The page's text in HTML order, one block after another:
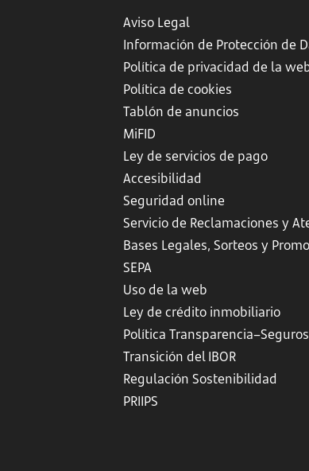
Aviso Legal
Información de Protección de
Política de privacidad de la
Política de cookies
Tablón de anuncios
MiFID
Ley de servicios de pago
Accesibilidad
Seguridad online
Servicio de Reclamaciones y
Bases Legales, Sorteos y
SEPA
Uso de la web
Ley de crédito inmobiliario
Política Transparencia–Seguros
Transición del IBOR
Regulación Sostenibilidad
PRIIPS